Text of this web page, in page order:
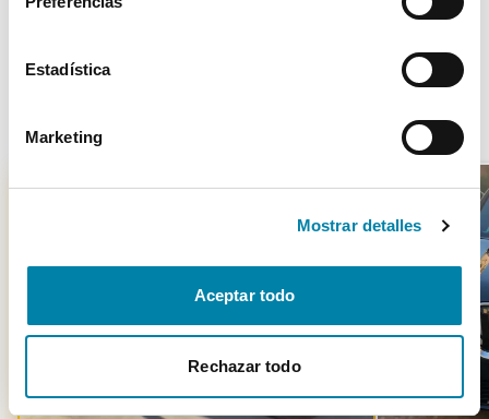
Estadística
Marketing
Mostrar detalles
Aceptar todo
Rechazar todo
-200€